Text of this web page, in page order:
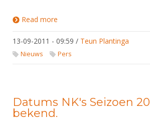
Gebruiksvoorwaarden
Handleiding
Historie
Bestuur
Commissies
Vacatures
Inschrijven
Materiaal
Rolstoelschermen
FBT
Talentontwikkeling
Internationale Titeltoernooien
Voor coaches en leraren
Nieuws
Opleidingen
Read more
13-09-2011 - 09:59 / Teun Plantinga
Nieuws Pers
Datums NK's Seizoen
bekend.